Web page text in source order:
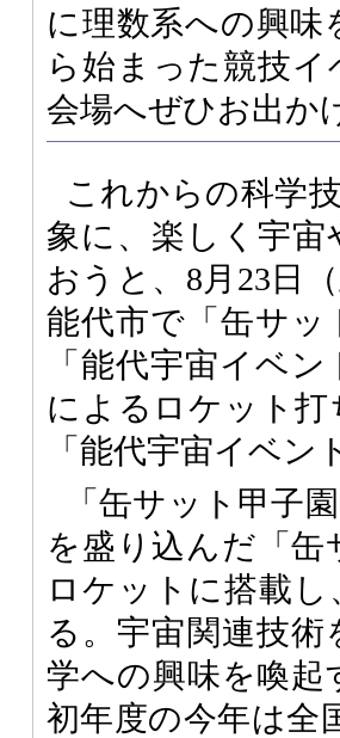
に理数系への興
ら始まった競技
会場へぜひお出か
これからの科学
象に、楽しく宇
おうと、8月23日
能代市で「缶サ
「能代宇宙イベ
によるロケット
「能代宇宙イベ
「缶サット甲子
を盛り込んだ「
ロケットに搭載
る。宇宙関連技
学への興味を喚
初年度の今年は全